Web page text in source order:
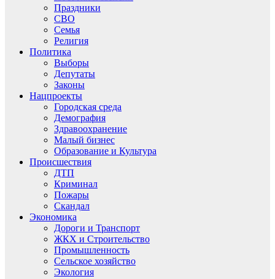
Праздники
СВО
Семья
Религия
Политика
Выборы
Депутаты
Законы
Нацпроекты
Городская среда
Демография
Здравоохранение
Малый бизнес
Образование и Культура
Происшествия
ДТП
Криминал
Пожары
Скандал
Экономика
Дороги и Транспорт
ЖКХ и Строительство
Промышленность
Сельское хозяйство
Экология